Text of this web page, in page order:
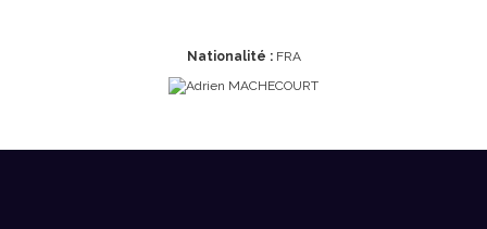
Nationalité :FRA